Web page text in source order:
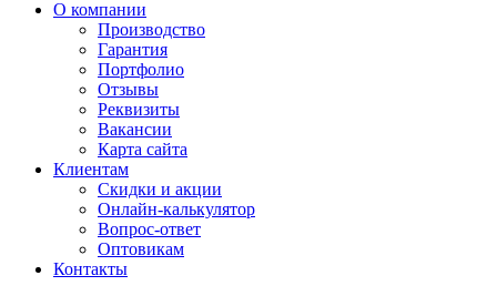
О компании
Производство
Гарантия
Портфолио
Отзывы
Реквизиты
Вакансии
Карта сайта
Клиентам
Скидки и акции
Онлайн-калькулятор
Вопрос-ответ
Оптовикам
Контакты